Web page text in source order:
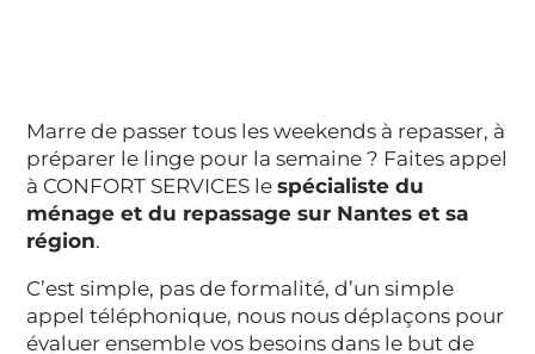
Marre de passer tous les weekends à repasser, à
préparer le linge pour la semaine ? Faites appel
à CONFORT SERVICES lespécialiste du
ménage et du repassage sur Nantes et sa
région.
C’est simple, pas de formalité, d’un simple
appel téléphonique, nous nous déplaçons pour
évaluer ensemble vos besoins dans le but de